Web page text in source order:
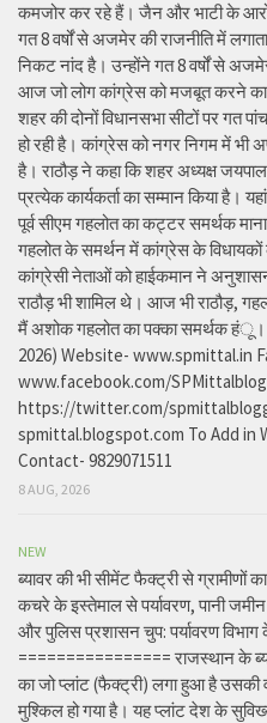
कमजोर कर रहे हैं। जैन और भाटी के
गत 8 वर्षों से अजमेर की राजनीति में
निकट नांद है। उन्होंने गत 8 वर्षों से
आज जो लोग कांग्रेस को मजबूत करने का
शहर की दोनों विधानसभा सीटों पर गत
हो रही है। कांग्रेस को नगर निगम में भी
है। राठौड़ ने कहा कि शहर अध्यक्ष
प्रत्येक कार्यकर्ता का सम्मान किया है।
पूर्व सीएम गहलोत का कट्टर समर्थक
गहलोत के समर्थन में कांग्रेस के
कांग्रेसी नेताओं को हाईकमान ने
राठौड़ भी शामिल थे। आज भी राठौड़,
मैं अशोक गहलोत का पक्का समर्थक हंू।
2026) Website- www.spmittal.in
www.facebook.com/
https://twitter.com/
spmittal.blogspot.com To Add in
Contact- 9829071511
8 AUG, 2026
NEW
ब्यावर की भी सीमेंट फैक्ट्री से ग्रामीणों
कचरे के इस्तेमाल से पर्यावरण, पानी
और पुलिस प्रशासन चुप: पर्यावरण
================ राजस्थान के
का जो प्लांट (फैक्ट्री) लगा हुआ है
मुश्किल हो गया है। यह प्लांट देश के